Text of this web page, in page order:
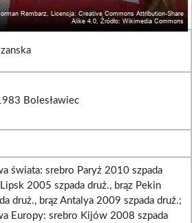
Bolesławiec
świata: srebro Paryż 2010 szpada
2005 szpada druż., brąz Pekin
druż., brąz Antalya 2009 szpada druż.;
Europy: srebro Kijów 2008 szpada